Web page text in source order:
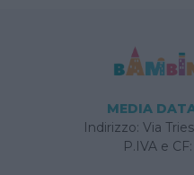
MEDIA
Indirizzo: Via
P.IVA e